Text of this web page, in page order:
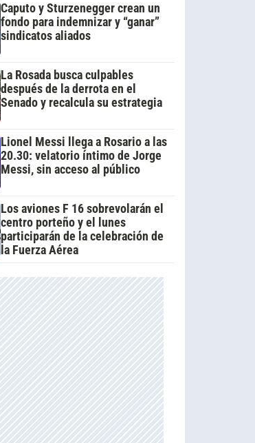
Caputo y Sturzenegger crean un
fondo para indemnizar y “ganar”
sindicatos aliados
La Rosada busca culpables
después de la derrota en el
Senado y recalcula su estrategia
Lionel Messi llega a Rosario a las
20.30: velatorio íntimo de Jorge
Messi, sin acceso al público
Los aviones F 16 sobrevolarán el
centro porteño y el lunes
participarán de la celebración de
la Fuerza Aérea